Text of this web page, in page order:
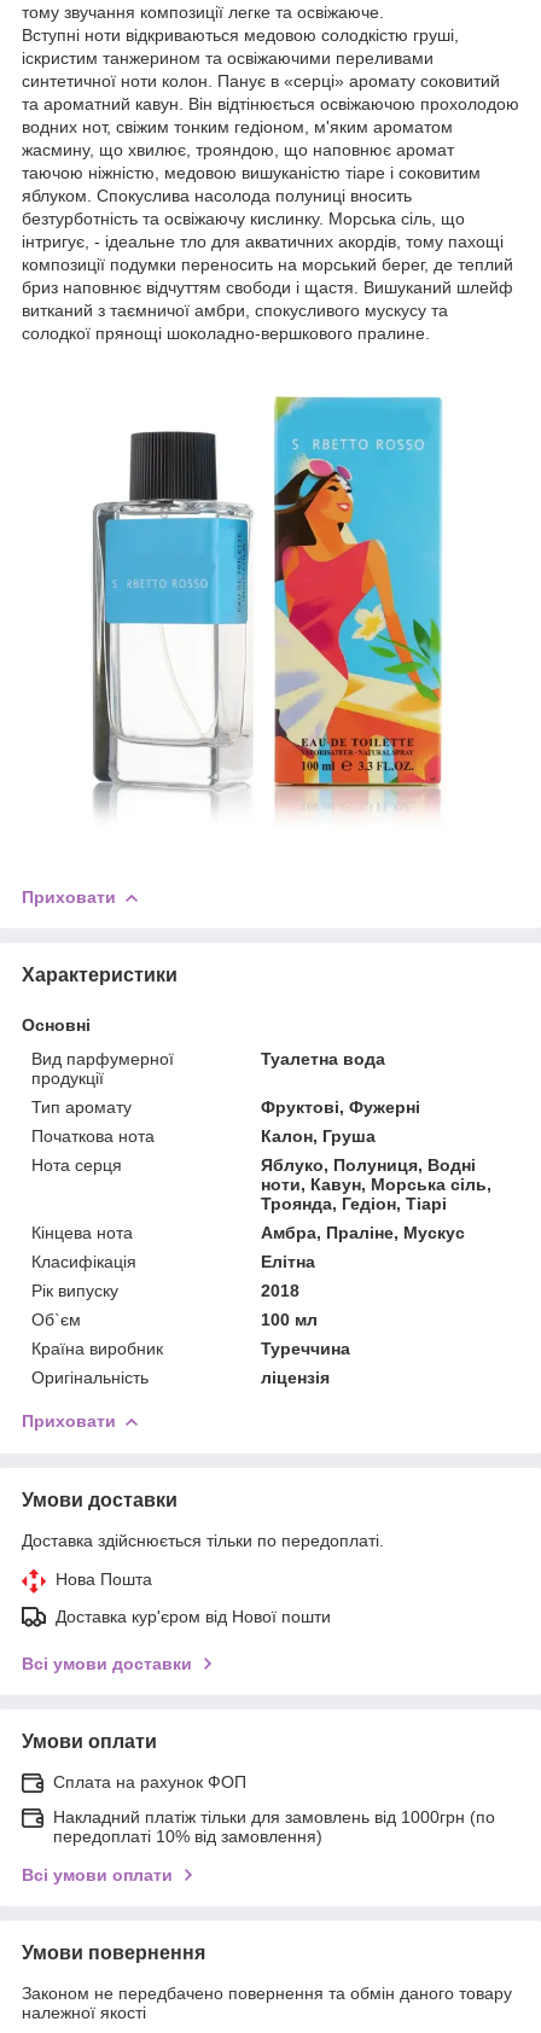
тому звучання композиції легке та освіжаюче.
Вступні ноти відкриваються медовою солодкістю груші,
іскристим танжерином та освіжаючими переливами
синтетичної ноти колон. Панує в «серці» аромату соковитий
та ароматний кавун. Він відтінюється освіжаючою прохолодою
водних нот, свіжим тонким гедіоном, м'яким ароматом
жасмину, що хвилює, трояндою, що наповнює аромат
таючою ніжністю, медовою вишуканістю тіаре і соковитим
яблуком. Спокуслива насолода полуниці вносить
безтурботність та освіжаючу кислинку. Морська сіль, що
інтригує, - ідеальне тло для акватичних акордів, тому пахощі
композиції подумки переносить на морський берег, де теплий
бриз наповнює відчуттям свободи і щастя. Вишуканий шлейф
витканий з таємничої амбри, спокусливого мускусу та
солодкої прянощі шоколадно-вершкового пралине.
Приховати
Характеристики
Основні
Вид парфумерної
продукції
Туалетна вода
Тип аромату
Фруктові, Фужерні
Початкова нота
Калон, Груша
Нота серця
Яблуко, Полуниця, Водні
ноти, Кавун, Морська сіль,
Троянда, Гедіон, Тіарі
Кінцева нота
Амбра, Праліне, Мускус
Класифікація
Елітна
Рік випуску
2018
Об`єм
100 мл
Країна виробник
Туреччина
Оригінальність
ліцензія
Приховати
Умови доставки
Доставка здійснюється тільки по передоплаті.
Нова Пошта
Доставка кур'єром від Нової пошти
Всі умови доставки
Умови оплати
Сплата на рахунок ФОП
Накладний платіж тільки для замовлень від 1000грн (по
передоплаті 10% від замовлення)
Всі умови оплати
Умови повернення
Законом не передбачено повернення та обмін даного товару
належної якості